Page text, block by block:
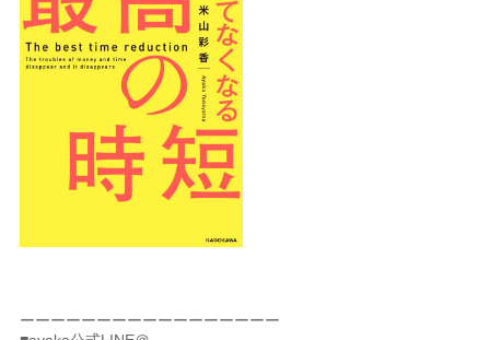
ーーーーーーーーーーーーーーーーー